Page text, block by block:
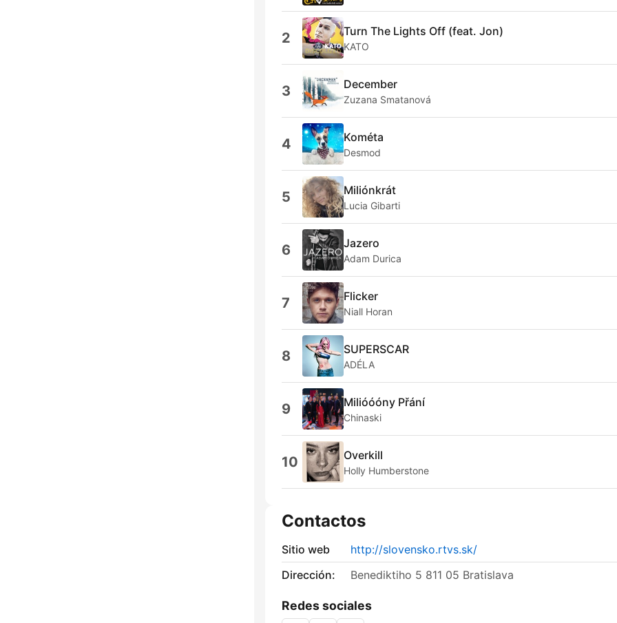
2 Turn The Lights Off (feat. Jon)
KATO
3 December
Zuzana Smatanová
4 Kométa
Desmod
5 Miliónkrát
Lucia Gibarti
6 Jazero
Adam Durica
7 Flicker
Niall Horan
8 SUPERSCAR
ADÉLA
9 Milióóóny Přání
Chinaski
10 Overkill
Holly Humberstone
Contactos
Sitio web
http://slovensko.rtvs.sk/
Dirección:
Benediktiho 5 811 05 Bratislava
Redes sociales